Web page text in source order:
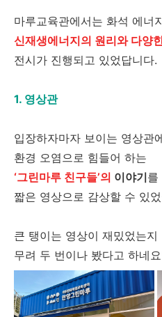
마루교육관에서는 화석 에너
신재생에너지의 원리와 다양
전시가 진행되고 있었답니다.
1. 영상관
입장하자마자 보이는 영상관
환경 오염으로 힘들어 하는
‘그린마루 친구들’의 이야기를
짧은 영상으로 감상할 수 있
큰 탱이는 영상이 재밌었는지
무려 두 번이나 봤다고 하네